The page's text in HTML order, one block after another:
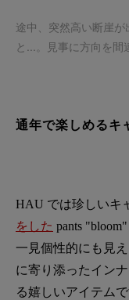
途中、突然高い断崖
と...。見事に方向を間
通年で楽しめるキ
HAU では珍しいキ
をした pants
一見個性的にも見
に寄り添ったイン
る嬉しいアイテムで